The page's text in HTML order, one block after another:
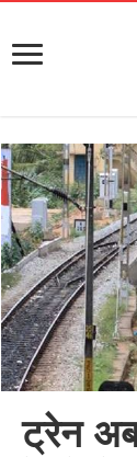
ट्रेन अब